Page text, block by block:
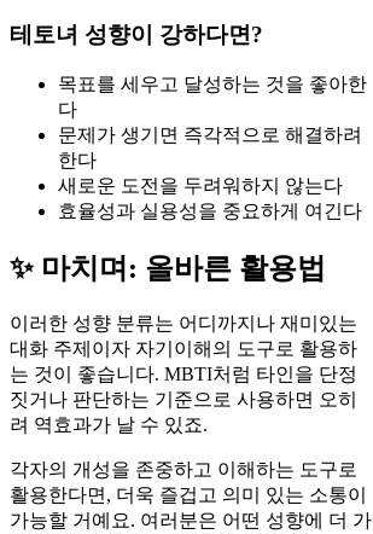
테토녀 성향이 강하다면?
목표를 세우고 달성하는 것을 좋아한
다
문제가 생기면 즉각적으로 해결하려
한다
새로운 도전을 두려워하지 않는다
효율성과 실용성을 중요하게 여긴다
✨ 마치며: 올바른 활용법
이러한 성향 분류는 어디까지나 재미있는
대화 주제이자 자기이해의 도구로 활용하
는 것이 좋습니다. MBTI처럼 타인을 단정
짓거나 판단하는 기준으로 사용하면 오히
려 역효과가 날 수 있죠.
각자의 개성을 존중하고 이해하는 도구로
활용한다면, 더욱 즐겁고 의미 있는 소통이
가능할 거예요. 여러분은 어떤 성향에 더 가